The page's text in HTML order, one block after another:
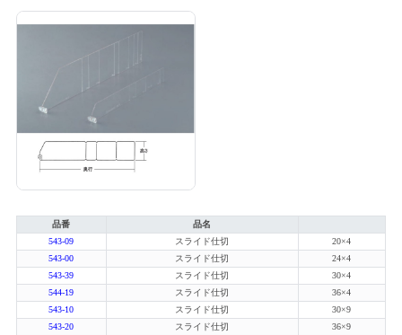
品番
品名
543-09
スライド仕切
20×4
543-00
スライド仕切
24×4
543-39
スライド仕切
30×4
544-19
スライド仕切
36×4
543-10
スライド仕切
30×9
543-20
スライド仕切
36×9